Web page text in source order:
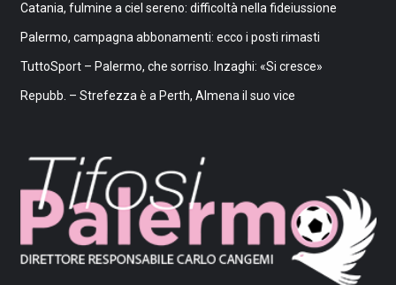
Catania, fulmine a ciel sereno: difficoltà nella fideiussione
Palermo, campagna abbonamenti: ecco i posti rimasti
TuttoSport – Palermo, che sorriso. Inzaghi: «Si cresce»
Repubb. – Strefezza è a Perth, Almena il suo vice